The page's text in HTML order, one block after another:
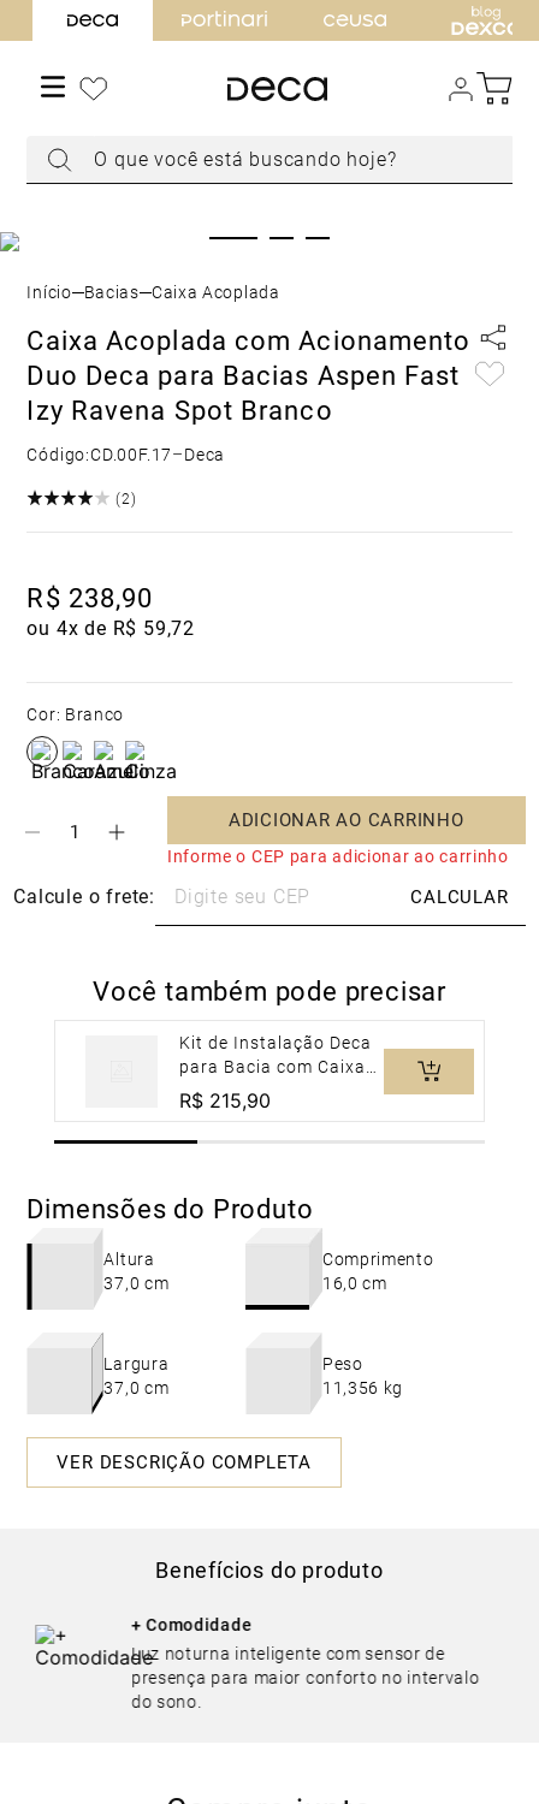
O que você está buscando hoje?
Bacias Caixa Acoplada
Caixa Acoplada com Acionamento
Duo Deca para Bacias Aspen Fast
Izy Ravena Spot Branco
Código:CD.00F.17–Deca
(2)
R$ 238,90
ou 4x de R$ 59,72
Cor: Branco
ADICIONAR AO CARRINHO
Informe o CEP para adicionar ao carrinho
Você também pode precisar
Kit de Instalação Deca
para Bacia com Caixa
com Fixação Vertical
Cromado
R$ 215,90
Dimensões do Produto
Altura
37,0 cm
Comprimento
16,0 cm
Largura
37,0 cm
Peso
11,356 kg
VER DESCRIÇÃO COMPLETA
Benefícios do produto
+ Comodidade
Luz noturna inteligente com sensor de
presença para maior conforto no intervalo
do sono.
TERMOS MAIS BUSCADOS
cuba
acabamento registro
4º
chuveiro
8º
toalheiro
9
torneira parede